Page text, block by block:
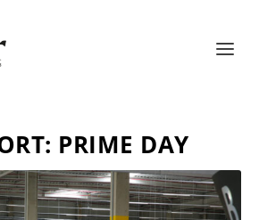
PRIME DAY